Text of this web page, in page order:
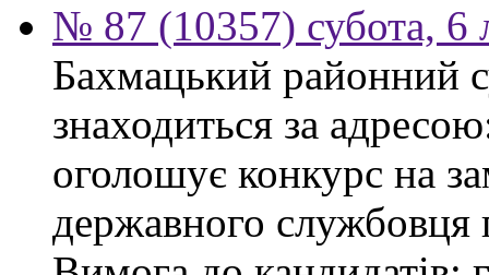
№ 87 (10357) субота, 6
Бахмацький районний
знаходиться за
оголошує конкурс на
державного службовця